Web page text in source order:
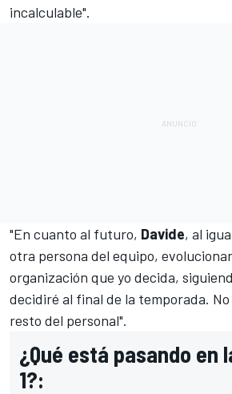
incalculable".
"En cuanto al futuro, Davide, al
otra persona del equipo,
organización que yo decida,
decidiré al final de la temporada.
resto del personal".
¿Qué está pasando en
1?: